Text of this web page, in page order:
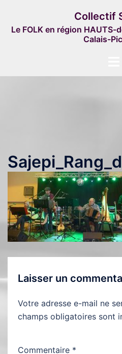
contenu
Collectif
Le FOLK en région HAUTS-
Calais-
Laisser un
Votre adresse e-mail ne
champs obligatoires sont
Commentaire *